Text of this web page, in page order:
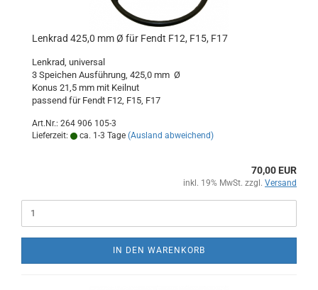
Lenkrad 425,0 mm Ø für Fendt F12, F15, F17
Lenkrad, universal
3 Speichen Ausführung, 425,0 mm Ø
Konus 21,5 mm mit Keilnut
passend für Fendt F12, F15, F17
Art.Nr.: 264 906 105-3
Lieferzeit:
ca. 1-3 Tage (Ausland abweichend)
70,00 EUR
inkl. 19% MwSt. zzgl. Versand
IN DEN WARENKORB